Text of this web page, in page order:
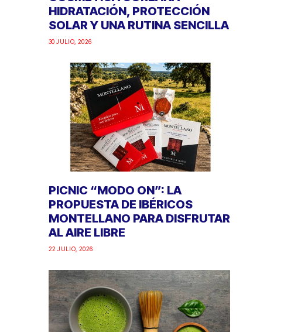
HIDRATACIÓN, PROTECCIÓN
SOLAR Y UNA RUTINA SENCILLA
30 JULIO, 2026
PICNIC “MODO ON”: LA
PROPUESTA DE IBÉRICOS
MONTELLANO PARA DISFRUTAR
AL AIRE LIBRE
22 JULIO, 2026